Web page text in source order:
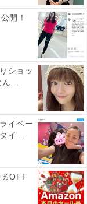
開！
ショッ
ん...
イベー
イ...
OFF